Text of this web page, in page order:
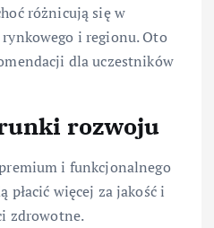
różnicują się w
i regionu. Oto
dla uczestników
rozwoju
i funkcjonalnego
płacić więcej za jakość i
zdrowotne.